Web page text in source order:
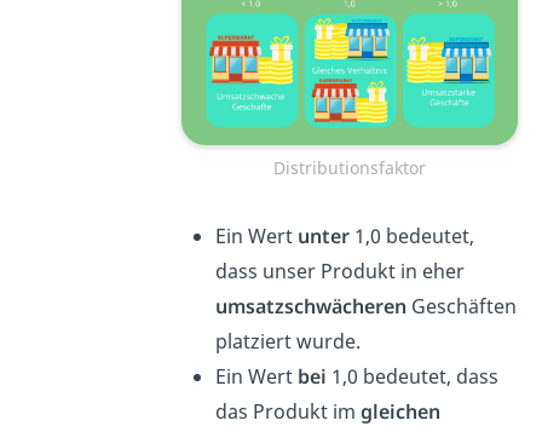
Distributionsfaktor
Ein Wert unter1,0 bedeutet,
dass unser Produkt in eher
umsatzschwächeren Geschäften
platziert wurde.
Ein Wertbei 1,0 bedeutet, dass
das Produkt im gleichen